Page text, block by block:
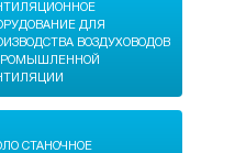
ДЛЯ
ВОЗДУХОВОДОВ
СТАНОЧНОЕ